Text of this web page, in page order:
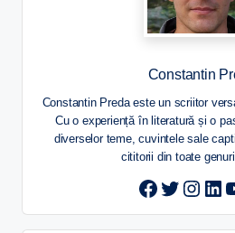
Constantin
Constantin Preda este un scriitor
Cu o experiență în literatură și o
diverselor teme, cuvintele sale
cititorii din toate
Twitter